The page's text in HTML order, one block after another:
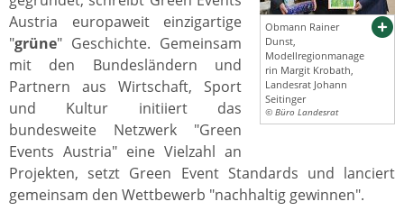
Obmann Rainer
Dunst,
Modellregionmanage
rin Margit Krobath,
Landesrat Johann
Seitinger
© Büro Landesrat
Austria europaweit einzigartige
"grüne" Geschichte. Gemeinsam
mit den Bundesländern und
Partnern aus Wirtschaft, Sport
und Kultur initiiert das
bundesweite Netzwerk "Green
Events Austria" eine Vielzahl an
Projekten, setzt Green Event Standards und lanciert
gemeinsam den Wettbewerb "nachhaltig gewinnen".